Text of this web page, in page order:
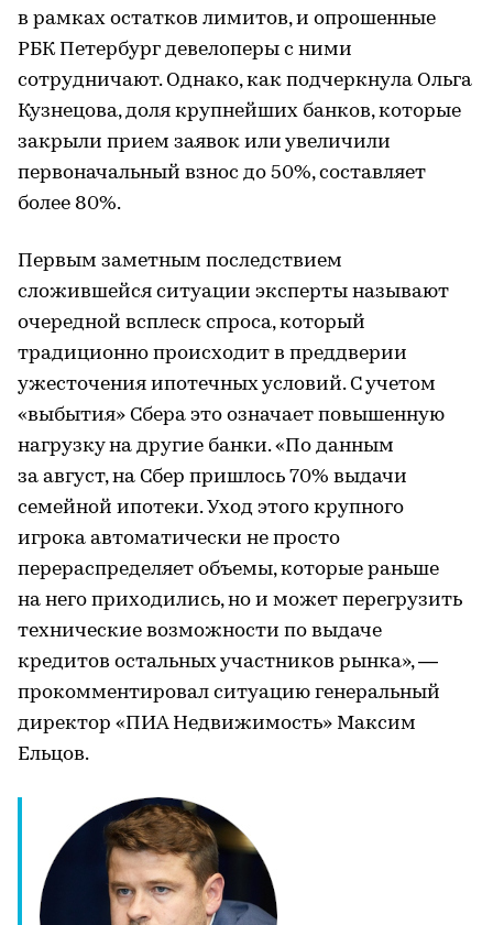
в рамках остатков лимитов, и опрошенные
РБК Петербург девелоперы с ними
сотрудничают. Однако, как подчеркнула Ольга
Кузнецова, доля крупнейших банков, которые
закрыли прием заявок или увеличили
первоначальный взнос до 50%, составляет
более 80%.
Первым заметным последствием
сложившейся ситуации эксперты называют
очередной всплеск спроса, который
традиционно происходит в преддверии
ужесточения ипотечных условий. С учетом
«выбытия» Сбера это означает повышенную
нагрузку на другие банки. «По данным
за август, на Сбер пришлось 70% выдачи
семейной ипотеки. Уход этого крупного
игрока автоматически не просто
перераспределяет объемы, которые раньше
на него приходились, но и может перегрузить
технические возможности по выдаче
кредитов остальных участников рынка», —
прокомментировал ситуацию генеральный
директор «ПИА Недвижимость» Максим
Ельцов.